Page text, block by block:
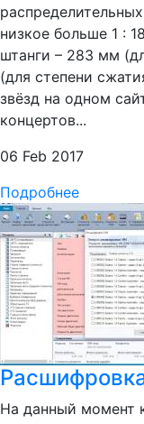
низкое больше 1 :
штанги – 283 мм
(для степени
звёзд на одном
концертов...
06 Feb 2017
Подробнее
На данный момент